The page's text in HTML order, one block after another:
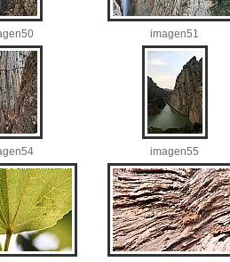
imagen51
imagen55